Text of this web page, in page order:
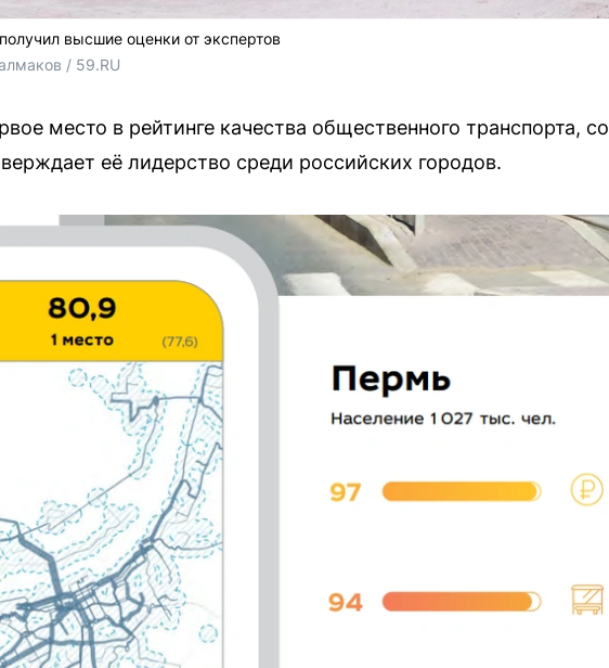
высшие оценки от экспертов
/ 59.RU
место в рейтинге качества общественного транспорта,
её лидерство среди российских городов.